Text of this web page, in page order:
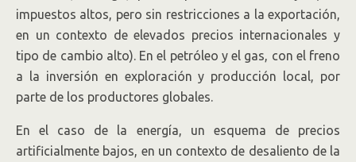
impuestos altos, pero sin restricciones a la exportación,
en un contexto de elevados precios internacionales y
tipo de cambio alto). En el petróleo y el gas, con el freno
a la inversión en exploración y producción local, por
parte de los productores globales.
En el caso de la energía, un esquema de precios
artificialmente bajos, en un contexto de desaliento de la